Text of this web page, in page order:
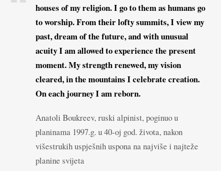
houses of my religion. I go to them as humans go
to worship. From their lofty summits, I view my
past, dream of the future, and with unusual
acuity I am allowed to experience the present
moment. My strength renewed, my vision
cleared, in the mountains I celebrate creation.
On each journey I am reborn.
Anatoli Boukreev, ruski alpinist, poginuo u
planinama 1997.g. u 40-oj god. života, nakon
višestrukih uspješnih uspona na najviše i najteže
planine svijeta